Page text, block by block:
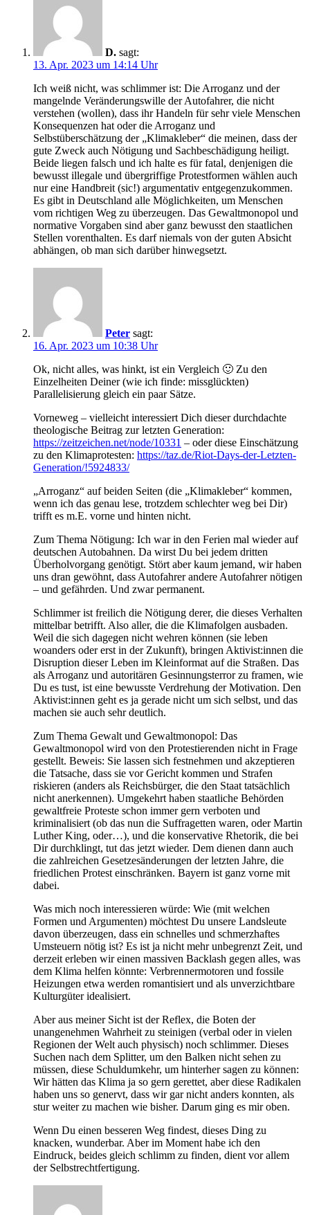
D. sagt:
13. Apr. 2023 um 14:14 Uhr
Ich weiß nicht, was schlimmer ist: Die Arroganz und der
mangelnde Veränderungswille der Autofahrer, die nicht
verstehen (wollen), dass ihr Handeln für sehr viele Menschen
Konsequenzen hat oder die Arroganz und
Selbstüberschätzung der „Klimakleber“ die meinen, dass der
gute Zweck auch Nötigung und Sachbeschädigung heiligt.
Beide liegen falsch und ich halte es für fatal, denjenigen die
bewusst illegale und übergriffige Protestformen wählen auch
nur eine Handbreit (sic!) argumentativ entgegenzukommen.
Es gibt in Deutschland alle Möglichkeiten, um Menschen
vom richtigen Weg zu überzeugen. Das Gewaltmonopol und
normative Vorgaben sind aber ganz bewusst den staatlichen
Stellen vorenthalten. Es darf niemals von der guten Absicht
abhängen, ob man sich darüber hinwegsetzt.
Peter sagt:
16. Apr. 2023 um 10:38 Uhr
Ok, nicht alles, was hinkt, ist ein Vergleich 🙂 Zu den
Einzelheiten Deiner (wie ich finde: missglückten)
Parallelisierung gleich ein paar Sätze.
Vorneweg – vielleicht interessiert Dich dieser durchdachte
theologische Beitrag zur letzten Generation:
https://zeitzeichen.net/node/10331 – oder diese Einschätzung
zu den Klimaprotesten: https://taz.de/Riot-Days-der-Letzten-
Generation/!5924833/
„Arroganz“ auf beiden Seiten (die „Klimakleber“ kommen,
wenn ich das genau lese, trotzdem schlechter weg bei Dir)
trifft es m.E. vorne und hinten nicht.
Zum Thema Nötigung: Ich war in den Ferien mal wieder auf
deutschen Autobahnen. Da wirst Du bei jedem dritten
Überholvorgang genötigt. Stört aber kaum jemand, wir haben
uns dran gewöhnt, dass Autofahrer andere Autofahrer nötigen
– und gefährden. Und zwar permanent.
Schlimmer ist freilich die Nötigung derer, die dieses Verhalten
mittelbar betrifft. Also aller, die die Klimafolgen ausbaden.
Weil die sich dagegen nicht wehren können (sie leben
woanders oder erst in der Zukunft), bringen Aktivist:innen die
Disruption dieser Leben im Kleinformat auf die Straßen. Das
als Arroganz und autoritären Gesinnungsterror zu framen, wie
Du es tust, ist eine bewusste Verdrehung der Motivation. Den
Aktivist:innen geht es ja gerade nicht um sich selbst, und das
machen sie auch sehr deutlich.
Zum Thema Gewalt und Gewaltmonopol: Das
Gewaltmonopol wird von den Protestierenden nicht in Frage
gestellt. Beweis: Sie lassen sich festnehmen und akzeptieren
die Tatsache, dass sie vor Gericht kommen und Strafen
riskieren (anders als Reichsbürger, die den Staat tatsächlich
nicht anerkennen). Umgekehrt haben staatliche Behörden
gewaltfreie Proteste schon immer gern verboten und
kriminalisiert (ob das nun die Suffragetten waren, oder Martin
Luther King, oder…), und die konservative Rhetorik, die bei
Dir durchklingt, tut das jetzt wieder. Dem dienen dann auch
die zahlreichen Gesetzesänderungen der letzten Jahre, die
friedlichen Protest einschränken. Bayern ist ganz vorne mit
dabei.
Was mich noch interessieren würde: Wie (mit welchen
Formen und Argumenten) möchtest Du unsere Landsleute
davon überzeugen, dass ein schnelles und schmerzhaftes
Umsteuern nötig ist? Es ist ja nicht mehr unbegrenzt Zeit, und
derzeit erleben wir einen massiven Backlash gegen alles, was
dem Klima helfen könnte: Verbrennermotoren und fossile
Heizungen etwa werden romantisiert und als unverzichtbare
Kulturgüter idealisiert.
Aber aus meiner Sicht ist der Reflex, die Boten der
unangenehmen Wahrheit zu steinigen (verbal oder in vielen
Regionen der Welt auch physisch) noch schlimmer. Dieses
Suchen nach dem Splitter, um den Balken nicht sehen zu
müssen, diese Schuldumkehr, um hinterher sagen zu können:
Wir hätten das Klima ja so gern gerettet, aber diese Radikalen
haben uns so genervt, dass wir gar nicht anders konnten, als
stur weiter zu machen wie bisher. Darum ging es mir oben.
Wenn Du einen besseren Weg findest, dieses Ding zu
knacken, wunderbar. Aber im Moment habe ich den
Eindruck, beides gleich schlimm zu finden, dient vor allem
der Selbstrechtfertigung.